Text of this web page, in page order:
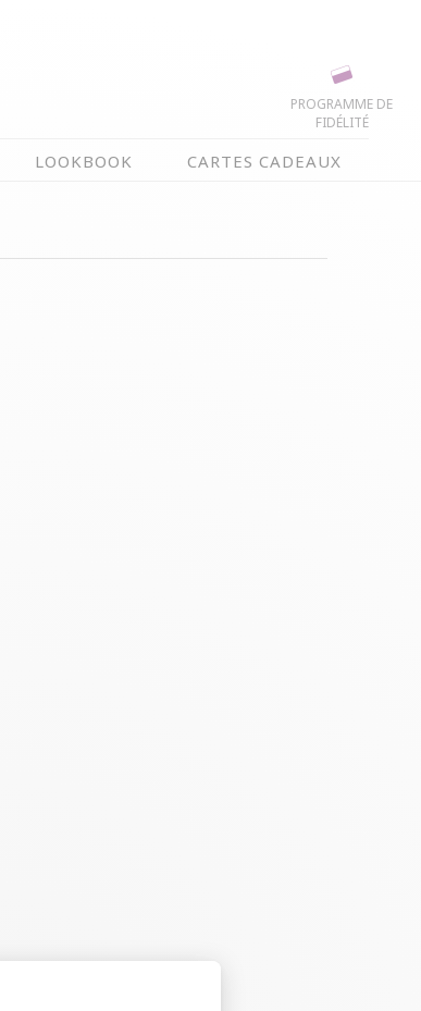
PROGRAMME DE
FIDÉLITÉ
LOOKBOOK CARTES CADEAUX
EN FLEURS